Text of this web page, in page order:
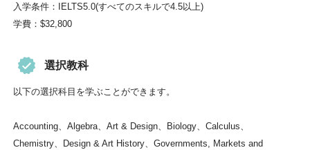
入学条件：IELTS5.0(すべてのスキルで4.5以上)
学費：$32,800
選択教科
以下の選択科目を学ぶことができます。
Accounting、Algebra、Art & Design、Biology、Calculus、
Chemistry、Design & Art History、Governments, Markets and